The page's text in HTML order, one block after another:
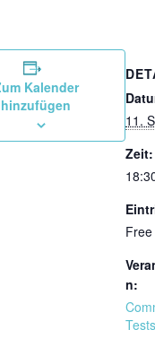
Kalender
hinzufügen
11.
Zeit:
Free
n: